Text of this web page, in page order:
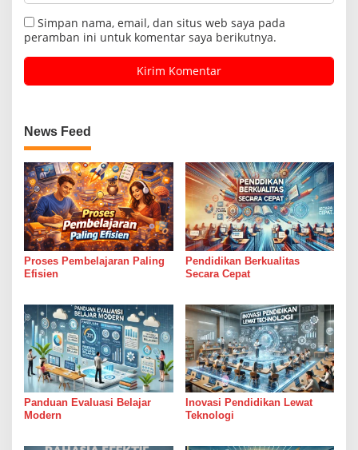
Simpan nama, email, dan situs web saya pada
peramban ini untuk komentar saya berikutnya.
News Feed
Proses Pembelajaran Paling
Efisien
Pendidikan Berkualitas
Secara Cepat
Panduan Evaluasi Belajar
Modern
Inovasi Pendidikan Lewat
Teknologi